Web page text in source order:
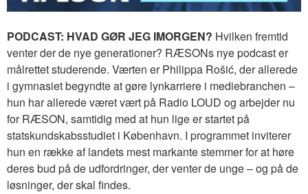
PODCAST: HVAD GØR JEG IMORGEN? Hvilken fremtid
venter der de nye generationer? RÆSONs nye podcast er
målrettet studerende. Værten er Philippa Rošić, der allerede
i gymnasiet begyndte at gøre lynkarriere i mediebranchen –
hun har allerede været vært på Radio LOUD og arbejder nu
for RÆSON, samtidig med at hun lige er startet på
statskundskabsstudiet i København. I programmet inviterer
hun en række af landets mest markante stemmer for at høre
deres bud på de udfordringer, der venter de unge – og på de
løsninger, der skal findes.